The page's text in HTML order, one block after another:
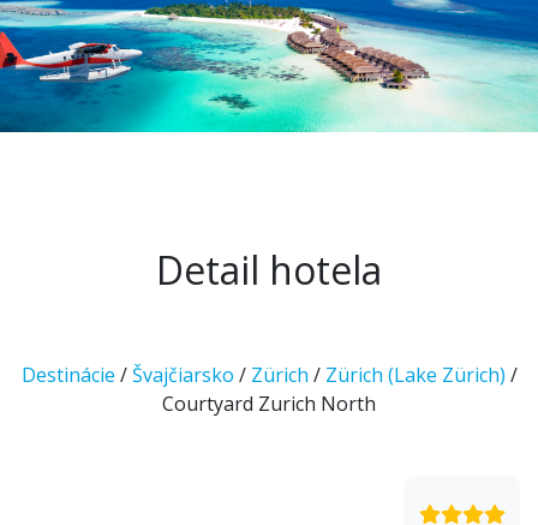
Detail hotela
Destinácie /Švajčiarsko / Zürich / Zürich (Lake Zürich) /
Courtyard Zurich North